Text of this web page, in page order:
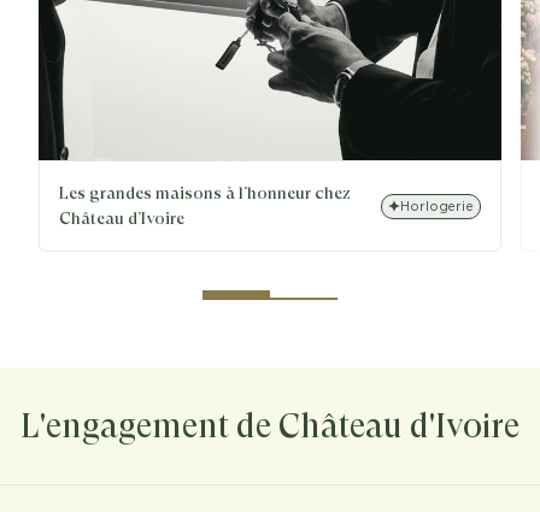
Les grandes maisons à l’honneur chez
Château d’Ivoire
Horlogerie
L'engagement de Château d'Ivoire